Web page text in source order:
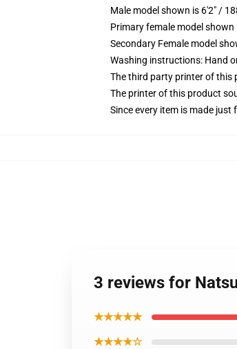
Male model shown is 6'2" /
Primary female model shown
Secondary Female model
Washing instructions: Hand
The third party printer of this
The printer of this product
Since every item is made
3 reviews for
★★★★★
★★★★☆